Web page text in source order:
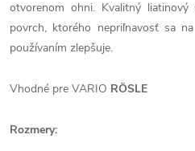
otvorenom ohni. Kvalitný
povrch, ktorého nepriľnavosť sa
používaním zlepšuje.
Vhodné pre VARIO RÖSLE
Rozmery: